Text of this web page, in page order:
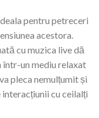
pentru petreceri
acestora.
cu muzica live dă
un mediu relaxat
pleca nemulțumit și
cu ceilalți